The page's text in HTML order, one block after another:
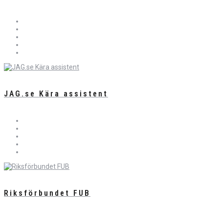
JAG.se Kära assistent
Riksförbundet FUB